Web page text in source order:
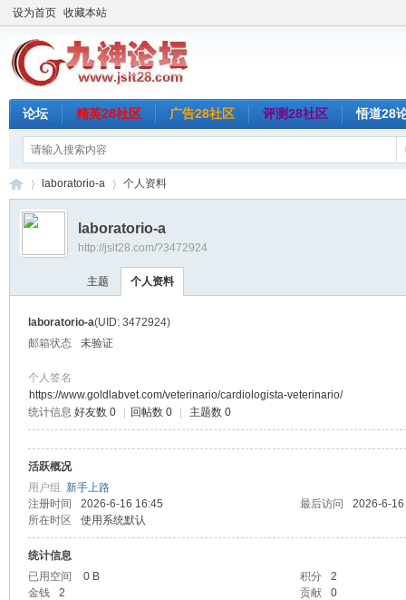
设为首页 收藏本站
论坛 精英28社区 广告28社区 评测28社区 悟道28
›
laboratorio-a 个人资料
laboratorio-a
http://jslt28.com/?3472924
主题 个人资料
laboratorio-a(UID: 3472924)
邮箱状态
未验证
个人签名
https://www.goldlabvet.com/veterinario/cardiologista-veterinario/
统计信息 好友数 0 回帖数 0 主题数 0
活跃概况
用户组 新手上路
注册时间
2026-6-16 16:45 最后访问
2026-6-
所在时区
使用系统默认
统计信息
已用空间
0 B 积分
2
金钱
2 贡献 0